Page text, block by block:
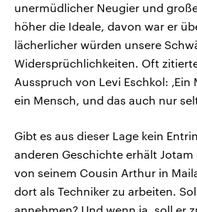
unermüdlicher Neugier und
höher die Ideale, davon war er
lächerlicher würden unsere
Widersprüchlichkeiten. Oft
Ausspruch von Levi Eschkol:
ein Mensch, und das auch nur
Gibt es aus dieser Lage kein
anderen Geschichte erhält
von seinem Cousin Arthur in
dort als Techniker zu arbeiten.